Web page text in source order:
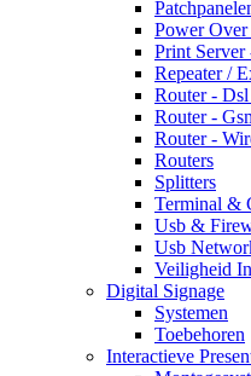
Power Over
Print Server
Repeater /
Router -
Router -
Router -
Routers
Splitters
Terminal &
Usb &
Usb
Veiligheid
Digital Signage
Systemen
Toebehoren
Interactieve